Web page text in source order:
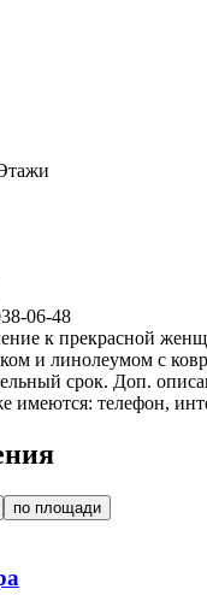
06-48
к прекрасной
и линолеумом с
срок. Доп.
имеются: телефон,
по площади